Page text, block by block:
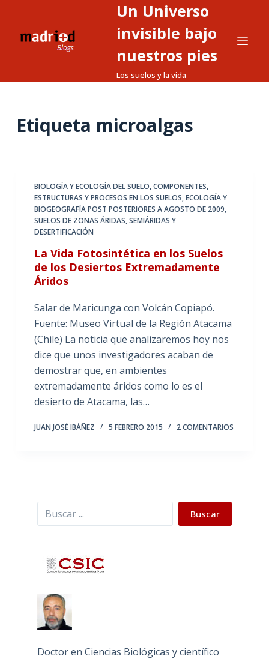
Un Universo
invisible bajo
nuestros pies
Los suelos y la vida
Etiqueta microalgas
BIOLOGÍA Y ECOLOGÍA DEL SUELO,COMPONENTES,
ESTRUCTURAS Y PROCESOS EN LOS SUELOS,ECOLOGÍA Y
BIOGEOGRAFÍA POST POSTERIORES A AGOSTO DE 2009,
SUELOS DE ZONAS ÁRIDAS, SEMIÁRIDAS Y
DESERTIFICACIÓN
La Vida Fotosintética en los Suelos
de los Desiertos Extremadamente
Áridos
Salar de Maricunga con Volcán Copiapó.
Fuente: Museo Virtual de la Región Atacama
(Chile) La noticia que analizaremos hoy nos
dice que unos investigadores acaban de
demostrar que, en ambientes
extremadamente áridos como lo es el
desierto de Atacama, las…
JUAN JOSÉ IBÁÑEZ 5 FEBRERO 2015 2 COMENTARIOS
Buscar Buscar
Doctor en Ciencias Biológicas y científico